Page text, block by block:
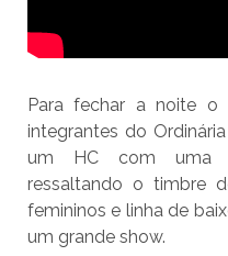
Para fechar a noite o
integrantes do
um HC com uma
ressaltando o timbre
femininos e linha de
um grande show.